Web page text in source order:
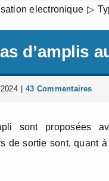
electronique
d’amplis
43 Commentaires
sont proposées
de sortie sont, quant